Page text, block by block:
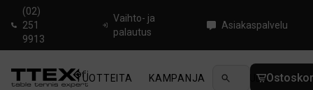
(02)
251
9913
Vaihto- ja
palautus
Asiakaspalvelu
TUOTTEITA KAMPANJA UUTUUDET